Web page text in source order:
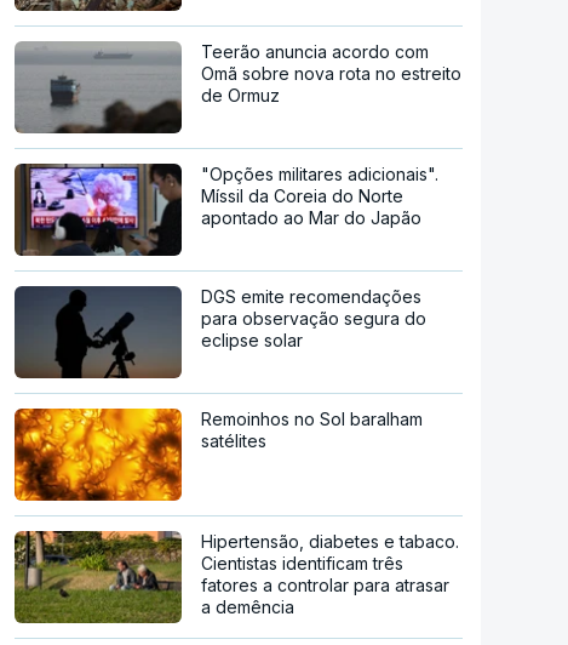
Teerão anuncia acordo com
Omã sobre nova rota no estreito
de Ormuz
"Opções militares adicionais".
Míssil da Coreia do Norte
apontado ao Mar do Japão
DGS emite recomendações
para observação segura do
eclipse solar
Remoinhos no Sol baralham
satélites
Hipertensão, diabetes e tabaco.
Cientistas identificam três
fatores a controlar para atrasar
a demência